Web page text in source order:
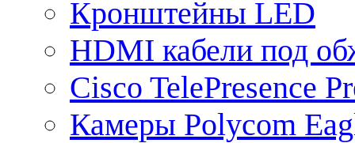
Кронштейны LED
HDMI кабели под
Cisco TelePresence
Камеры Polycom